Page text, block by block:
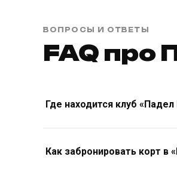
ВОПРОСЫ И ОТВЕТЫ
FAQ про
Где находится клуб
Как забронировать корт в